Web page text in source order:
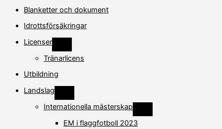
Blanketter och dokument
Idrottsförsäkringar
Licenser
i
s
l
r
d
Tränarlicens
Utbildning
Landslag
i
s
e
Internationella mästerskap
i
EM i flaggfotboll 2023